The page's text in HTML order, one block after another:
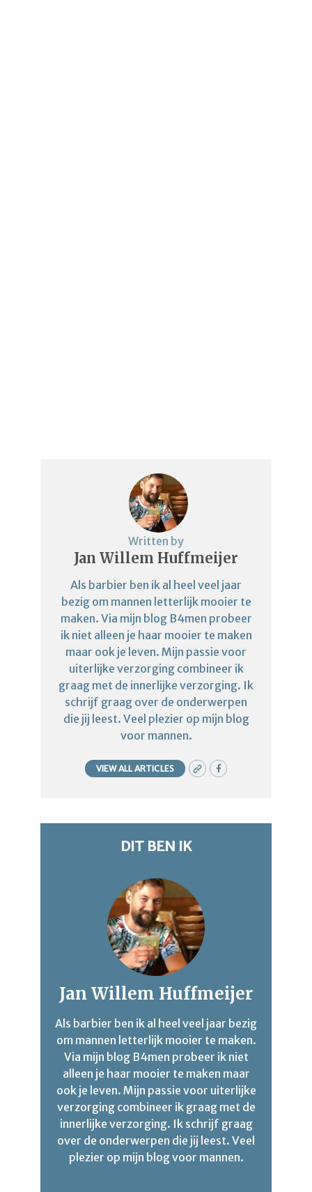
Written by
Jan Willem Huffmeijer
Als barbier ben ik al heel veel jaar
bezig om mannen letterlijk mooier te
maken. Via mijn blog B4men probeer
ik niet alleen je haar mooier te maken
maar ook je leven. Mijn passie voor
uiterlijke verzorging combineer ik
graag met de innerlijke verzorging. Ik
schrijf graag over de onderwerpen
die jij leest. Veel plezier op mijn blog
voor mannen.
VIEW ALL ARTICLES
DIT BEN IK
Jan Willem Huffmeijer
Als barbier ben ik al heel veel jaar bezig
om mannen letterlijk mooier te maken.
Via mijn blog B4men probeer ik niet
alleen je haar mooier te maken maar
ook je leven. Mijn passie voor uiterlijke
verzorging combineer ik graag met de
innerlijke verzorging. Ik schrijf graag
over de onderwerpen die jij leest. Veel
plezier op mijn blog voor mannen.